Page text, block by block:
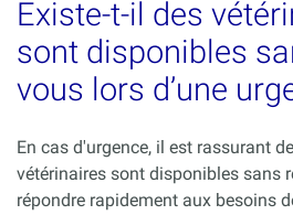
Existe-t-il des
sont disponibles
vous lors d’une
En cas d'urgence, il est rassurant
vétérinaires sont disponibles sans
répondre rapidement aux besoins